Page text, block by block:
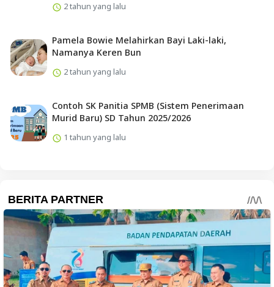
2 tahun yang lalu
Pamela Bowie Melahirkan Bayi Laki-laki,
Namanya Keren Bun
2 tahun yang lalu
Contoh SK Panitia SPMB (Sistem Penerimaan
Murid Baru) SD Tahun 2025/2026
1 tahun yang lalu